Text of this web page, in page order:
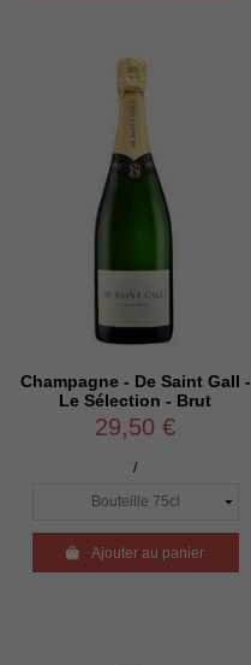
Champagne - De Saint Gall -
Le Sélection - Brut
29,50 €
/
Ajouter au panier